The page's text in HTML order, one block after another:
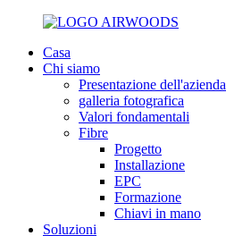
Casa
Chi siamo
Presentazione dell'azienda
galleria fotografica
Valori fondamentali
Fibre
Progetto
Installazione
EPC
Formazione
Chiavi in ​​mano
Soluzioni